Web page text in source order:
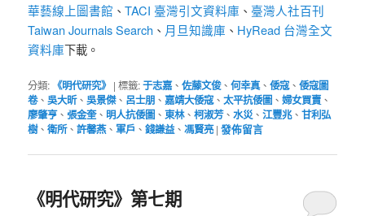
華藝線上圖書館 、TACI 臺灣引文資料庫 、 臺灣人社百刊
Taiwan Journals Search 、 月旦知識庫 、 HyRead 台灣全文
資料庫下載。
分類: 《明代研究》 |標籤:于志嘉、佐藤文俊、何幸真、倭寇、倭寇圖
卷、吳大昕、吳景傑、 呂士朋 、嘉靖大倭寇、太平抗倭圖 、婦女買賣 、
廖肇亨、張金奎、 明人抗倭圖 、東林、柯淑芳、水災 、江豐兆、甘利弘
樹、衛所、許馨燕、軍戶 、錢謙益、馮賢亮 |發佈留言
《明代研究》第七期